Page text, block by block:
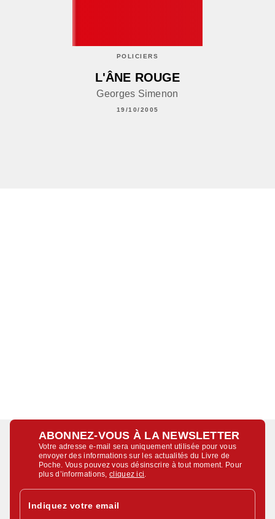
POLICIERS
L'ÂNE ROUGE
Georges Simenon
19/10/2005
ABONNEZ-VOUS À LA NEWSLETTER
Votre adresse e-mail sera uniquement utilisée pour vous
envoyer des informations sur les actualités du Livre de
Poche. Vous pouvez vous désinscrire à tout moment. Pour
plus d’informations,cliquez ici.
Indiquez votre email